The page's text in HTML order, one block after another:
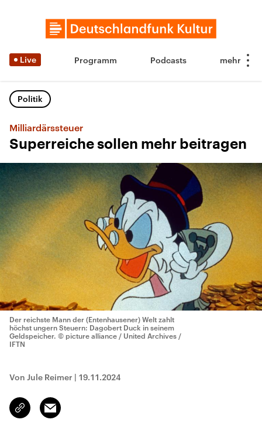
Live Programm Podcasts
Politik
Milliardärssteuer
Superreiche sollen mehr beitragen
Der reichste Mann der (Entenhausener) Welt zahlt
höchst ungern Steuern: Dagobert Duck in seinem
Geldspeicher. © picture alliance / United Archives /
IFTN
Von Jule Reimer | 19.11.2024
Link
kopieren/teilen
Email